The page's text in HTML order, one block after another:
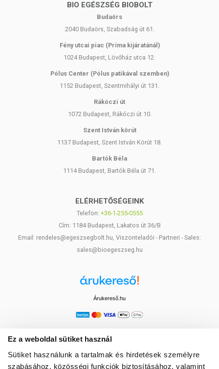
Ez a weboldal sütiket használ
Sütiket használunk a tartalmak és hirdetések személyre
szabásához, közösségi funkciók biztosításához, valamint
BIO EGÉSZSÉG BIOBOLT
Budaörs
2040 Budaörs, Szabadság út 61.
Fény utcai piac (Príma kijáratánál)
1024 Budapest, Lövőház utca 12.
Pólus Center (Pólus patikával szemben)
1152 Budapest, Szentmihályi út 131.
Rákóczi út
1072 Budapest, Rákóczi út 10.
Szent István körút
1137 Budapest, Szent István Körút 18.
Bartók Béla
1114 Budapest, Bartók Béla út 71.
ELÉRHETŐSÉGEINK
Telefon: +36-1-255-0555
Cím: 1184 Budapest, Lakatos út 36/B
Email: rendeles@egeszsegbolt.hu, Viszonteladói - Partneri - Sales:
sales@bioegeszseg.hu
Árukereső.hu